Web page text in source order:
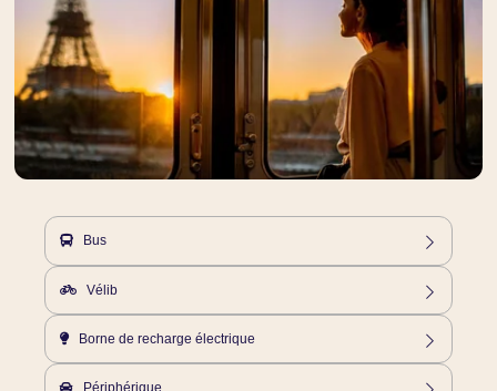
Bus
28, 58, 82, 89, 91, 92
Vélib
Station 14127 - 5/7, rue d’Odessa - 75014 Paris
Borne de recharge électrique
Borne payante à 230m – Charge accélérée – 11 prises disponibles
(Domestique UE, Type 2, Type 3C, Combo CCS EU, Chademo) – 9